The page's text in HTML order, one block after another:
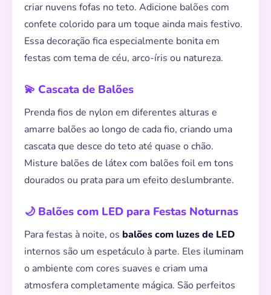
criar nuvens fofas no teto. Adicione balões com
confete colorido para um toque ainda mais festivo.
Essa decoração fica especialmente bonita em
festas com tema de céu, arco-íris ou natureza.
💫 Cascata de Balões
Prenda fios de nylon em diferentes alturas e
amarre balões ao longo de cada fio, criando uma
cascata que desce do teto até quase o chão.
Misture balões de látex com balões foil em tons
dourados ou prata para um efeito deslumbrante.
🌙 Balões com LED para Festas Noturnas
Para festas à noite, os balões com luzes de LED
internos são um espetáculo à parte. Eles iluminam
o ambiente com cores suaves e criam uma
atmosfera completamente mágica. São perfeitos